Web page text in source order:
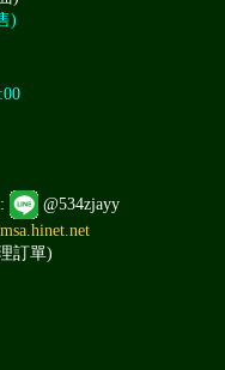
)
@534zjayy
訂單)